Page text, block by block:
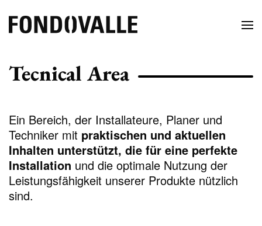
Tecnical Area
Ein Bereich, der Installateure, Planer und
Techniker mit praktischen und aktuellen
Inhalten unterstützt, die für eine perfekte
Installation und die optimale Nutzung der
Leistungsfähigkeit unserer Produkte nützlich
sind.